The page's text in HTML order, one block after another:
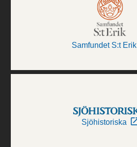
Samfundet S:t Erik
Sjöhistoriska